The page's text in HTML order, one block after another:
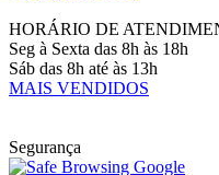
HORÁRIO DE
Seg à Sexta das 8h às 18h
Sáb das 8h até às 13h
MAIS VENDIDOS
Segurança